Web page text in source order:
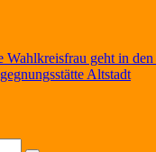
Wahlkreisfrau geht in den
Altstadt